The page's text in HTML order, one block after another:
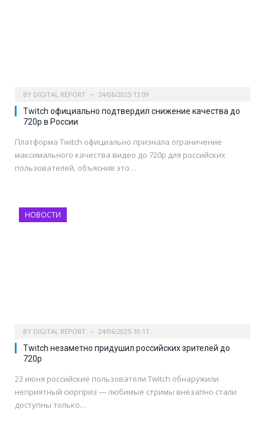
BY DIGITAL REPORT 24/06/2025 13:09
Twitch официально подтвердил снижение качества до
720p в России
Платформа Twitch официально признала ограничение
максимального качества видео до 720p для российских
пользователей, объяснив это…
НОВОСТИ
BY DIGITAL REPORT 24/06/2025 10:11
Twitch незаметно придушил российских зрителей до
720p
23 июня российские пользователи Twitch обнаружили
неприятный сюрприз — любимые стримы внезапно стали
доступны только…